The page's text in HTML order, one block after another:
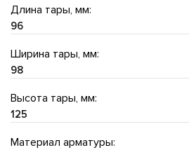
Длина тары, мм:
96
Ширина тары, мм:
98
Высота тары, мм:
125
Материал арматуры: